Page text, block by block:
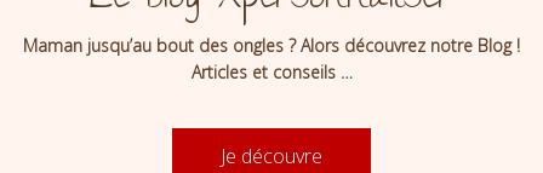
Maman jusqu’au bout des ongles ? Alors découvrez notre Blog !
Articles et conseils …
Je découvre